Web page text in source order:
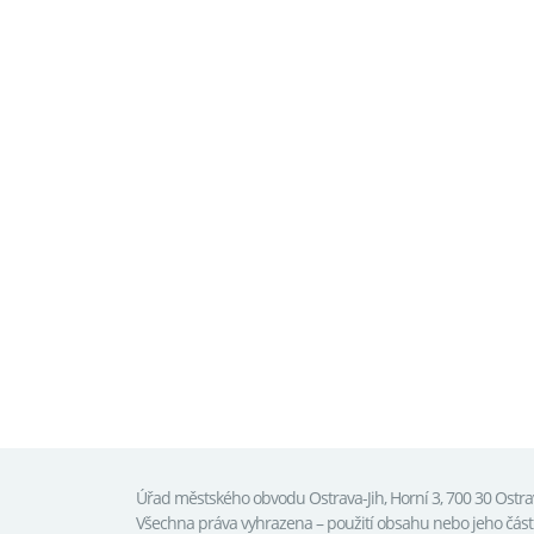
Úřad městského obvodu Ostrava-Jih, Horní 3, 700 30
Všechna práva vyhrazena – použití obsahu nebo jeho